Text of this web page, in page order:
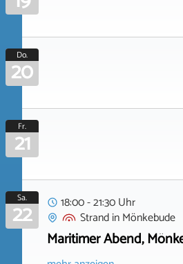
Do.
20
Fr.
21
Sa.
22
18:00 - 21:30 Uhr
StrandinMönkebude
Maritimer Abend,